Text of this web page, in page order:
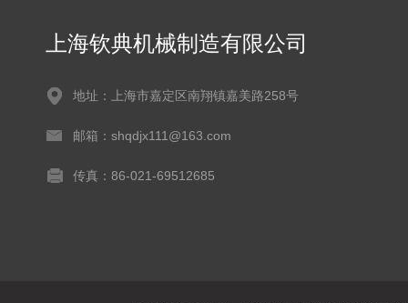
上海钦典机械制造有限公司
地址：上海市嘉定区南翔镇嘉美路258号
邮箱：shqdjx111@163.com
传真：86-021-69512685